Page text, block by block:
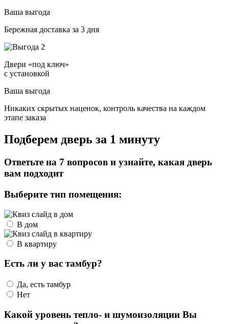
Ваша выгода
Бережная доставка за 3 дня
Двери «под ключ»
с установкой
Ваша выгода
Никаких скрытых наценок, контроль качества на каждом
этапе заказа
Подберем дверь за 1 минуту
Ответьте на 7 вопросов и узнайте, какая дверь
вам подходит
Выберите тип помещения:
В дом
В квартиру
Есть ли у вас тамбур?
Да, есть тамбур
Нет
Какой уровень тепло- и шумоизоляции Вы